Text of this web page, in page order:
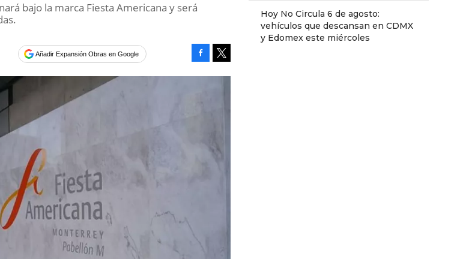
Hoy No Circula 6 de agosto:
vehículos que descansan en CDMX
y Edomex este miércoles
bajo la marca Fiesta Americana y será
Añadir Expansión Obras en Google